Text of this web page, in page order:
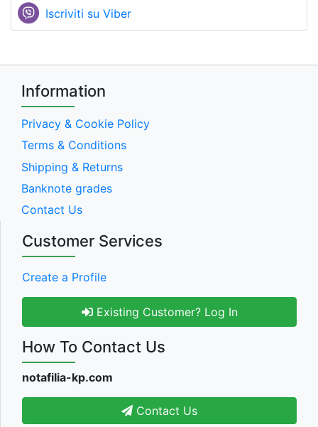
Iscriviti su Viber
Information
Privacy & Cookie Policy
Terms & Conditions
Shipping & Returns
Banknote grades
Contact Us
Customer Services
Create a Profile
Existing Customer? Log In
How To Contact Us
notafilia-kp.com
Contact Us